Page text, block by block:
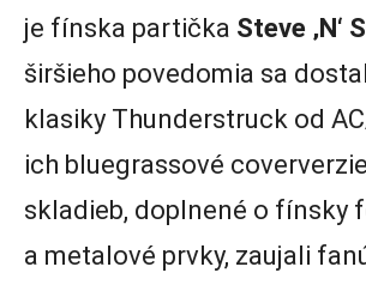
je fínska partička Steve ‚N‘
širšieho povedomia sa
klasiky Thunderstruck od
ich bluegrassové
skladieb, doplnené o fínsky
a metalové prvky, zaujali